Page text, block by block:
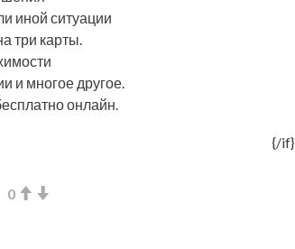
иной ситуации
три карты.
и многое другое.
онлайн.
{/if}
0